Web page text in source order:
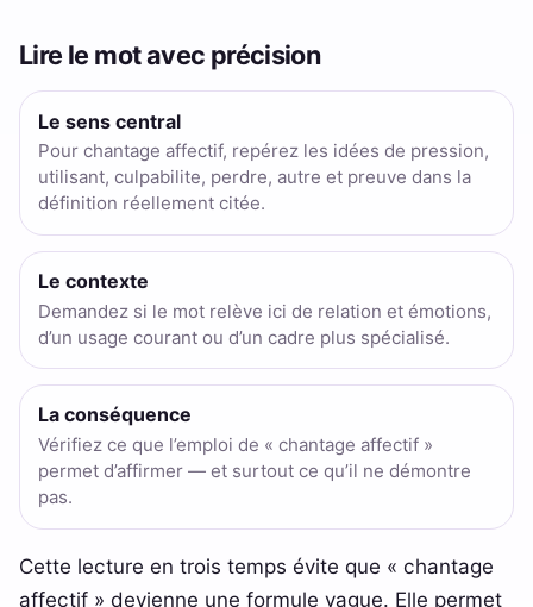
Lire le mot avec précision
Le sens central
Pour chantage affectif, repérez les idées de pression,
utilisant, culpabilite, perdre, autre et preuve dans la
définition réellement citée.
Le contexte
Demandez si le mot relève ici de relation et émotions,
d’un usage courant ou d’un cadre plus spécialisé.
La conséquence
Vérifiez ce que l’emploi de « chantage affectif »
permet d’affirmer — et surtout ce qu’il ne démontre
pas.
Cette lecture en trois temps évite que « chantage
affectif » devienne une formule vague. Elle permet